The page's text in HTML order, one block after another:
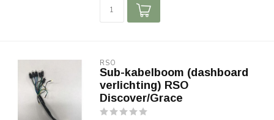
RSO
Sub-kabelboom (dashboard
verlichting) RSO
Discover/Grace